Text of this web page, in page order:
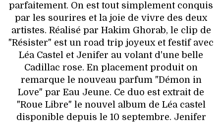
parfaitement. On est tout simplement conquis
par les sourires et la joie de vivre des deux
artistes. Réalisé par Hakim Ghorab, le clip de
"Résister" est un road trip joyeux et festif avec
Léa Castel et Jenifer au volant d'une belle
Cadillac rose. En placement produit on
remarque le nouveau parfum "Démon in
Love" par Eau Jeune. Ce duo est extrait de
"Roue Libre" le nouvel album de Léa castel
disponible depuis le 10 septembre. Jenifer